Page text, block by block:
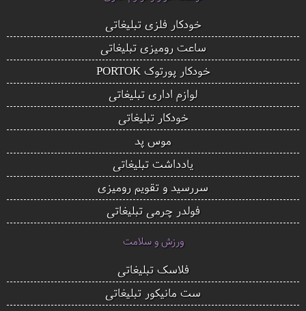
خودکار فلزی تبلیغاتی
ساعت رومیزی تبلیغاتی
خودکار پورتوک PORTOK
لوازم اداری تبلیغاتی
خودکار تبلیغاتی
موس پد
یادداشت تبلیغاتی
سررسید و تقویم رومیزی
فولدر چرمی تبلیغاتی
ورزش و سلامت
فلاسک تبلیغاتی
ست مانیکور تبلیغاتی